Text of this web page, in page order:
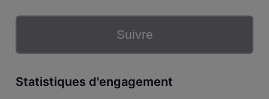
Suivre
Statistiques d'engagement